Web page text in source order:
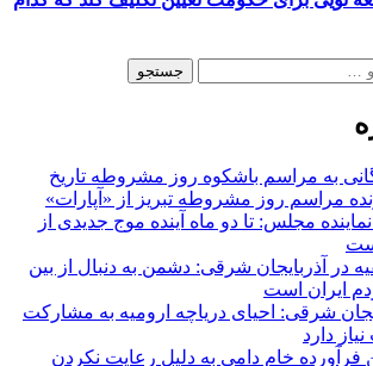
به مراسم باشکوه روز مشروطه تاریخ
مراسم روز مشروطه تبریز از «آپارات»
مجلس: تا دو ماه آینده موج جدیدی از
در آذربایجان شرقی: دشمن به دنبال از بین
ایران است
شرقی: احیای دریاچه ارومیه به مشارکت
دارد
۴۵۰ تن فرآورده خام دامی به دلیل رعایت نکردن